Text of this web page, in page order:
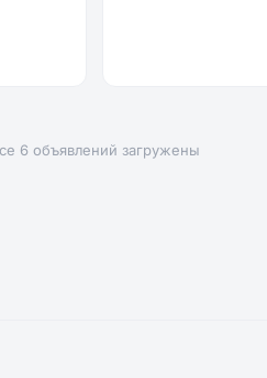
6 объявлений загружены